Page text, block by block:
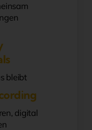
bleibt
digital